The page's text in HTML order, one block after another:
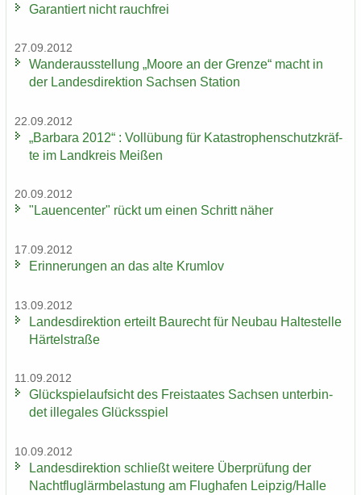
Ga­ran­tiert nicht rauch­frei
27.09.2012
Wan­der­aus­stel­lung „Moore an der Gren­ze“ macht in
der Lan­des­di­rek­ti­on Sach­sen Sta­ti­on
22.09.2012
„Bar­ba­ra 2012“ : Voll­übung für Ka­ta­stro­phen­schutz­kräf­
te im Land­kreis Mei­ßen
20.09.2012
"Lau­en­cen­ter" rückt um einen Schritt näher
17.09.2012
Er­in­ne­run­gen an das alte Krum­lov
13.09.2012
Lan­des­di­rek­ti­on er­teilt Bau­recht für Neu­bau Hal­te­stel­le
Här­tel­stra­ße
11.09.2012
Glück­spiel­auf­sicht des Frei­staa­tes Sach­sen un­ter­bin­
det il­le­ga­les Glücks­spiel
10.09.2012
Lan­des­di­rek­ti­on schließt wei­te­re Über­prü­fung der
Nacht­flug­lärm­be­las­tung am Flug­ha­fen Leip­zig/Halle